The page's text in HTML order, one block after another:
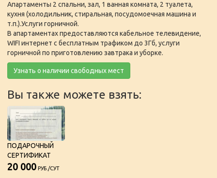
Апартаменты 2 спальни, зал, 1 ванная комната, 2 туалета,
кухня (холодильник, стиральная, посудомоечная машина и
т.п.).Услуги горничной.
В апартаментах предоставляются кабельное телевидение,
WIFI интернет с бесплатным трафиком до 3Гб, услуги
горничной по приготовлению завтрака и уборке.
Узнать о наличии свободных мест
Вы также можете взять:
ПОДАРОЧНЫЙ
СЕРТИФИКАТ
20 000 РУБ./СУТ